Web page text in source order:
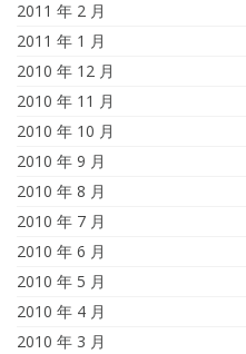
2011 年 2 月
2011 年 1 月
2010 年 12 月
2010 年 11 月
2010 年 10 月
2010 年 9 月
2010 年 8 月
2010 年 7 月
2010 年 6 月
2010 年 5 月
2010 年 4 月
2010 年 3 月